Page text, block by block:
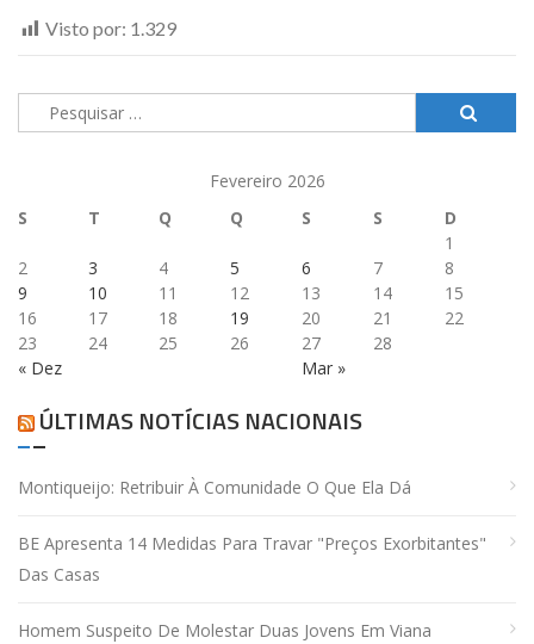
Visto por: 1.329
Pesquisar
por:
Fevereiro 2026
S
T Q Q S S D
« Dez Mar »
1
2
3 4 5 6 7
8
9
10 11 12 13 14
15
16
17 18 19 20 21
22
23
24 25 26 27 28
ÚLTIMAS NOTÍCIAS NACIONAIS
Montiqueijo: Retribuir À Comunidade O Que Ela Dá
BE Apresenta 14 Medidas Para Travar "preços Exorbitantes"
Das Casas
Homem Suspeito De Molestar Duas Jovens Em Viana